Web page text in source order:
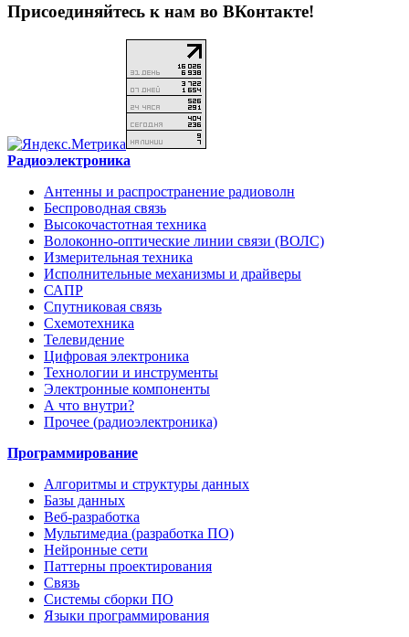
Присоединяйтесь к нам во ВКонтакте!
Радиоэлектроника
Антенны и распространение радиоволн
Беспроводная связь
Высокочастотная техника
Волоконно-оптические линии связи (ВОЛС)
Измерительная техника
Исполнительные механизмы и драйверы
САПР
Спутниковая связь
Схемотехника
Телевидение
Цифровая электроника
Технологии и инструменты
Электронные компоненты
А что внутри?
Прочее (радиоэлектроника)
Программирование
Алгоритмы и структуры данных
Базы данных
Веб-разработка
Мультимедиа (разработка ПО)
Нейронные сети
Паттерны проектирования
Связь
Системы сборки ПО
Языки программирования